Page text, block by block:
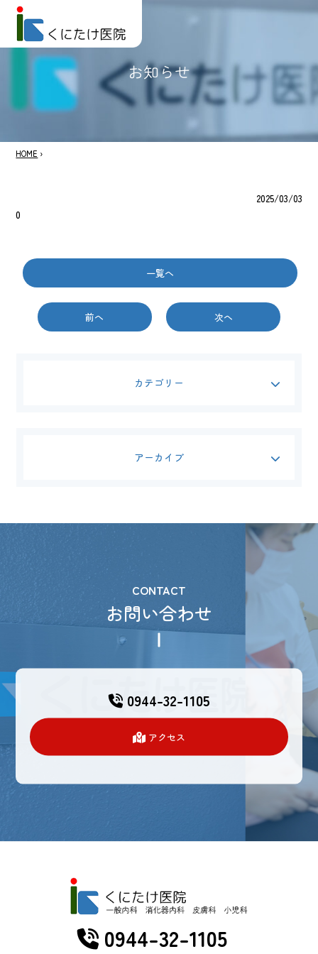
お知らせ
HOME ›
2025/03/03
0
前へ
一覧へ
次へ
カテゴリー
アーカイブ
CONTACT
お問い合わせ
0944-32-1105
アクセス
0944-32-1105